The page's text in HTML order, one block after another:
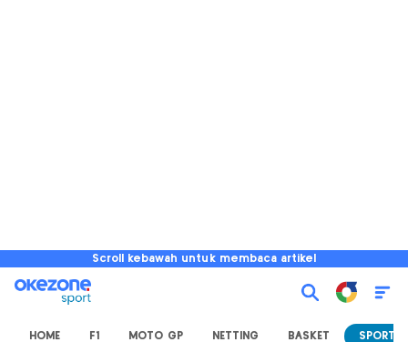
Scroll kebawah untuk membaca artikel
HOME F1 MOTO GP NETTING BASKET SPORT